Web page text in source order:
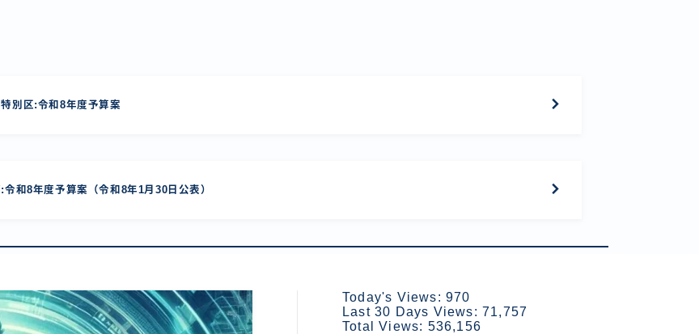
別区:令和8年度予算案
令和8年度予算案（令和8年1月30日公表）
Today's Views: 970
Last 30 Days Views: 71,757
Total Views: 536,156